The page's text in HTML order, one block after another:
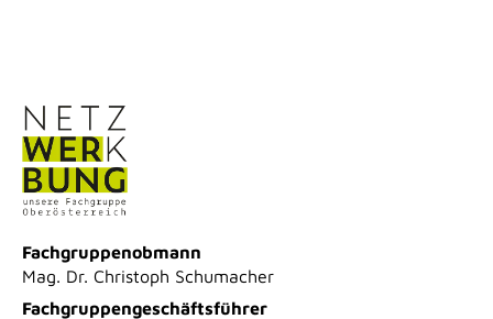
Fachgruppenobmann
Mag. Dr. Christoph Schumacher
Fachgruppengeschäftsführer